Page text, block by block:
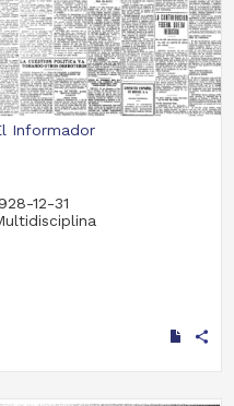
Informador
12-31
share